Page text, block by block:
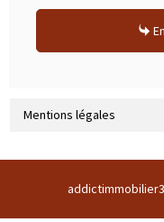
Mentions légales
France | RCS : TOULOUSE